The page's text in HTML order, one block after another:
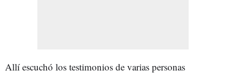
Allí escuchó los testimonios de varias personas